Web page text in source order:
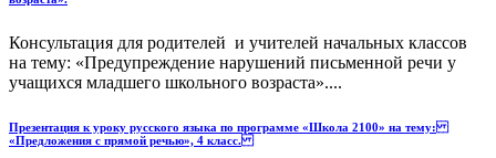
Консультация для родителей и учителей начальных классов
на тему: «Предупреждение нарушений письменной речи у
учащихся младшего школьного возраста»....
Презентация к уроку русского языка по программе «Школа 2100» на тему:
«Предложения с прямой речью», 4 класс.